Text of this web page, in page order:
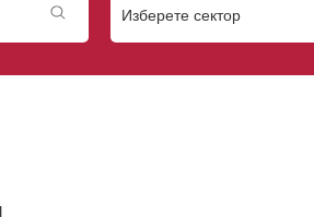
Изберете сектор